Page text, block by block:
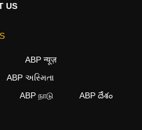
US
ABP न्यूज़
ABP અસ્મિતા
ABP நாடு ABP దేశం